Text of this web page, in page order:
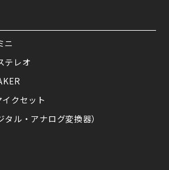
ニ
テレオ
クセット
ル・アナログ変換器）